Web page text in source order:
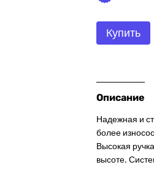
Купить
Описание
Надежная и
более
Высокая
высоте.